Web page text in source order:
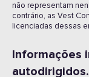
não representam
contrário, as Vest
licenciadas dessas
Informações
autodirigidos. ‍